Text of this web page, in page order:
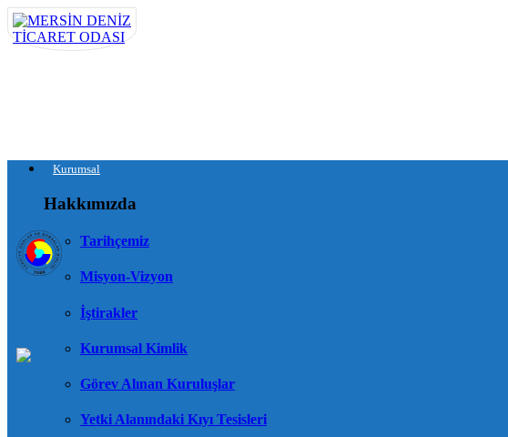
Kurumsal
Hakkımızda
Tarihçemiz
Misyon-Vizyon
İştirakler
Kurumsal Kimlik
Görev Alınan Kuruluşlar
Yetki Alanındaki Kıyı Tesisleri